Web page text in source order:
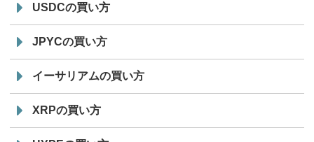
USDCの買い方
JPYCの買い方
イーサリアムの買い方
XRPの買い方